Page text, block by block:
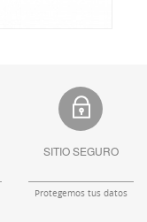
SITIO SEGURO
Protegemos tus datos